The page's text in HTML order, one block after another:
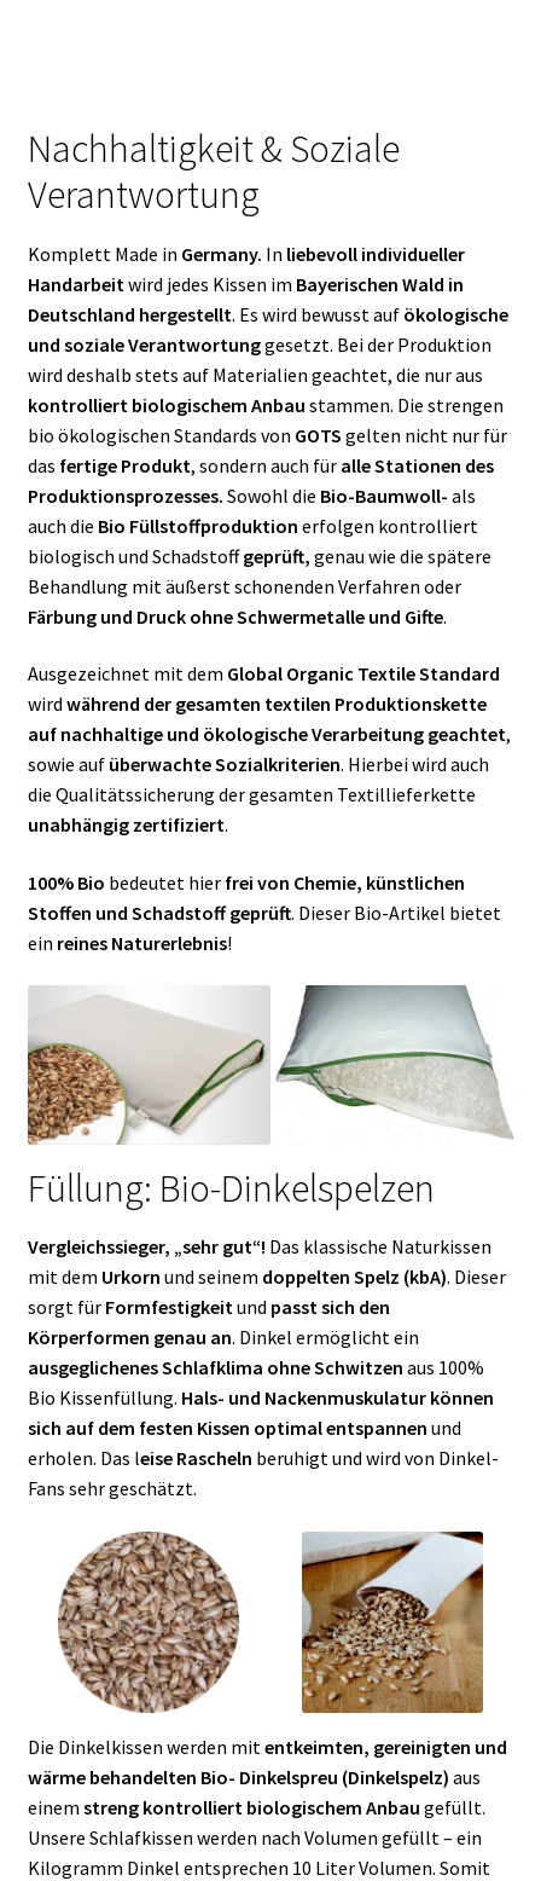
Nachhaltigkeit & Soziale
Verantwortung
Komplett Made in Germany. In liebevoll individueller
Handarbeit wird jedes Kissen im Bayerischen Wald in
Deutschland hergestellt. Es wird bewusst auf ökologische
und soziale Verantwortunggesetzt. Bei der Produktion
wird deshalb stets auf Materialien geachtet, die nur aus
kontrolliert biologischem Anbau stammen. Die strengen
bio ökologischen Standards von GOTS gelten nicht nur für
das fertige Produkt, sondern auch für alle Stationen des
Produktionsprozesses. Sowohl die Bio-Baumwoll- als
auch die Bio Füllstoffproduktion erfolgen kontrolliert
biologisch und Schadstoffgeprüft, genau wie die spätere
Behandlung mit äußerst schonenden Verfahren oder
Färbung und Druck ohne Schwermetalle und Gifte.
Ausgezeichnet mit dem Global Organic Textile Standard
wird während der gesamten textilen Produktionskette
auf nachhaltige und ökologische Verarbeitung geachtet,
sowie auf überwachte Sozialkriterien. Hierbei wird auch
die Qualitätssicherung der gesamten Textillieferkette
unabhängig zertifiziert.
100% Bio bedeutet hier frei von Chemie, künstlichen
Stoffen und Schadstoff geprüft. Dieser Bio-Artikel bietet
ein reines Naturerlebnis!
Füllung: Bio-Dinkelspelzen
Vergleichssieger, „sehr gut“! Das klassische Naturkissen
mit dem Urkorn und seinem doppelten Spelz (kbA). Dieser
sorgt für Formfestigkeitund passt sich den
Körperformen genau an. Dinkel ermöglicht ein
ausgeglichenes Schlafklima ohne Schwitzen aus 100%
Bio Kissenfüllung. Hals- und Nackenmuskulatur können
sich auf dem festen Kissen optimal entspannen und
erholen. Das leise Rascheln beruhigt und wird von Dinkel-
Fans sehr geschätzt.
Die Dinkelkissen werden mit entkeimten, gereinigten und
wärme behandelten Bio- Dinkelspreu (Dinkelspelz) aus
einem streng kontrolliert biologischem Anbau gefüllt.
Unsere Schlafkissen werden nach Volumen gefüllt – ein
Kilogramm Dinkel entsprechen 10 Liter Volumen. Somit